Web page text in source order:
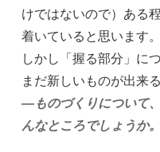
けではないので）ある
着いていると思います。
しかし「握る部分」に
まだ新しいものが出来
―ものづくりについて
んなところでしょうか。